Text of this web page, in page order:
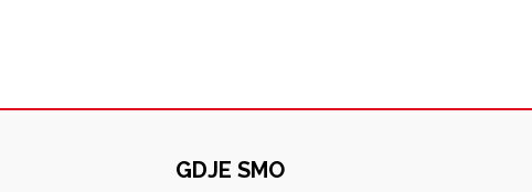
GDJE SMO